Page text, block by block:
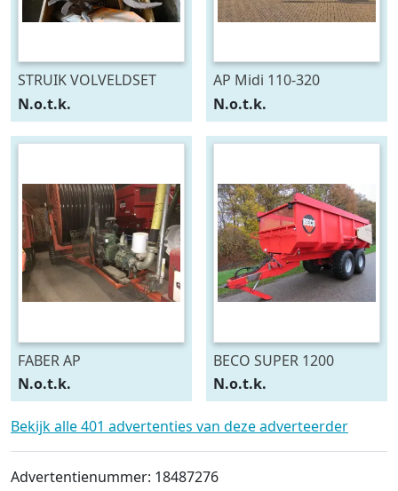
STRUIK VOLVELDSET
N.o.t.k.
AP Midi 110-320
N.o.t.k.
FABER AP
N.o.t.k.
BECO SUPER 1200
N.o.t.k.
Bekijk alle 401 advertenties van deze adverteerder
Advertentienummer: 18487276